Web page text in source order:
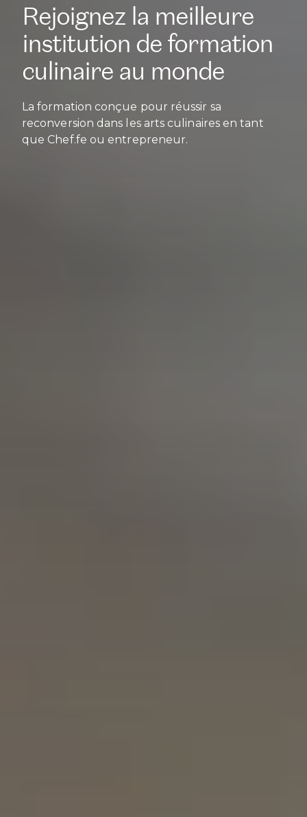
Rejoignez la meilleure
institution de formation
culinaire au monde
La formation conçue pour réussir sa
reconversion dans les arts culinaires en tant
que Chef.fe ou entrepreneur.